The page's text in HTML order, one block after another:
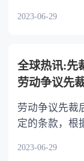
2023-06-29
全球热讯:先
劳动争议先
劳动争议先裁
定的条款，根
2023-06-29